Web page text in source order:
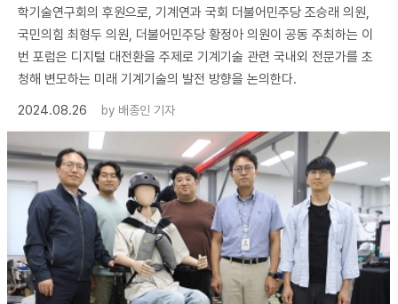
학기술연구회의 후원으로, 기계연과 국회 더불어민주당 조승래 의원,
국민의힘 최형두 의원, 더불어민주당 황정아 의원이 공동 주최하는 이
번 포럼은 디지털 대전환을 주제로 기계기술 관련 국내외 전문가를 초
청해 변모하는 미래 기계기술의 발전 방향을 논의한다.
2024.08.26
by 배종인 기자